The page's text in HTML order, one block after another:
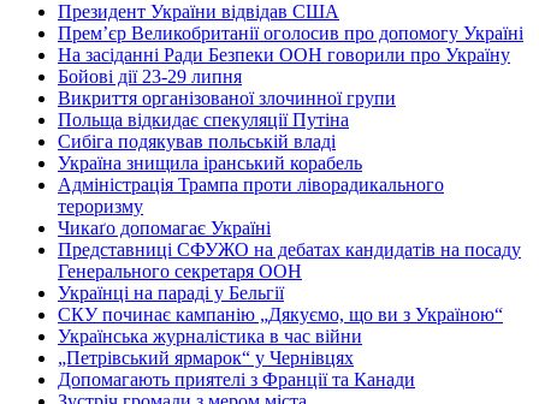
Президент України відвідав США
Прем’єр Великобританії оголосив про допомогу Україні
На засіданні Ради Безпеки ООН говорили про Україну
Бойові дії 23-29 липня
Викриття організованої злочинної групи
Польща відкидає спекуляції Путіна
Сибіга подякував польській владі
Україна знищила іранський корабель
Адміністрація Трампа проти ліворадикального
тероризму
Чикаґо допомагає Україні
Представниці СФУЖО на дебатах кандидатів на посаду
Генерального секретаря ООН
Українці на параді у Бельгії
СКУ починає кампанію „Дякуємо, що ви з Україною“
Українська журналістика в час війни
„Петрівський ярмарок“ у Чернівцях
Допомагають приятелі з Франції та Канади